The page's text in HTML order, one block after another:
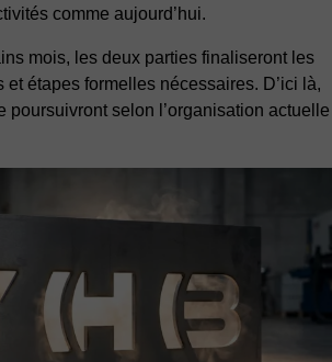
comme aujourd’hui.
mois, les deux parties finaliseront les
étapes formelles nécessaires. D’ici là,
poursuivront selon l’organisation actuelle